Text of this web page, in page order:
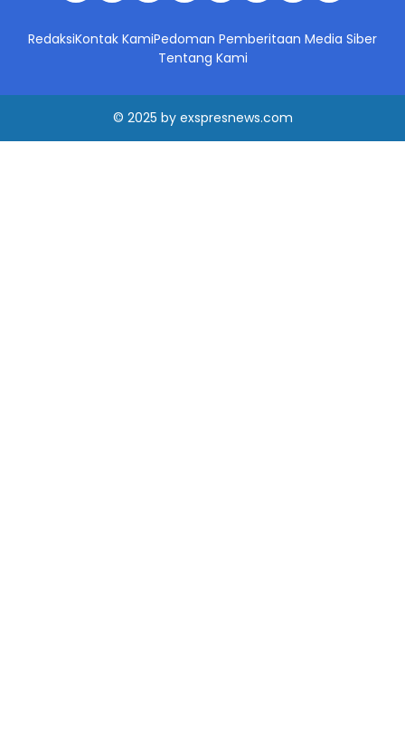
RedaksiKontak KamiPedoman Pemberitaan Media Siber
Tentang Kami
© 2025 by exspresnews.com